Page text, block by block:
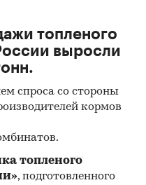
топленого
выросли
спроса со стороны
кормов
топленого
, подготовленного